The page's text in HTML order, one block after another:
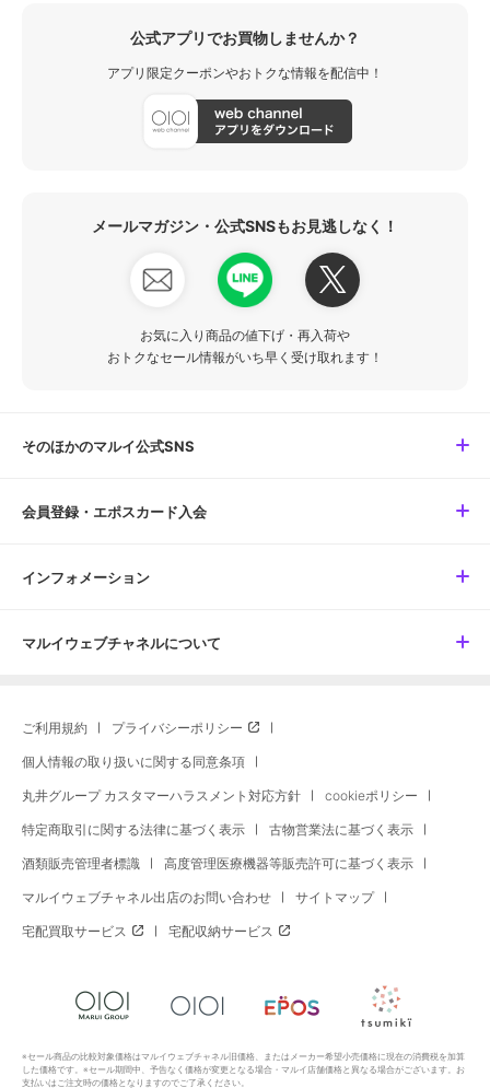
公式アプリでお買物しませんか？
アプリ限定クーポンやおトクな情報を配信中！
メールマガジン・公式SNSもお見逃しなく！
お気に入り商品の値下げ・再入荷や
おトクなセール情報がいち早く受け取れます！
そのほかのマルイ公式SNS
会員登録・エポスカード入会
インフォメーション
マルイウェブチャネルについて
ご利用規約 プライバシーポリシー
個人情報の取り扱いに関する同意条項
丸井グループ カスタマーハラスメント対応方針 cookieポリシー
特定商取引に関する法律に基づく表示 古物営業法に基づく表示
酒類販売管理者標識 高度管理医療機器等販売許可に基づく表示
マルイウェブチャネル出店のお問い合わせ サイトマップ
宅配買取サービス 宅配収納サービス
※セール商品の比較対象価格はマルイウェブチャネル旧価格、またはメーカー希望小売価格に現在の消費税を加算
した価格です。※セール期間中、予告なく価格が変更となる場合・マルイ店舗価格と異なる場合がございます。お
支払いはご注文時の価格となりますのでご了承ください。